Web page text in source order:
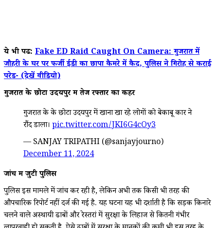
ये भी पढें: Fake ED Raid Caught On Camera: गुजरात में
जौहरी के घर पर फर्जी ईडी का छापा कैमरे में कैद, पुलिस ने गिरोह से कराई
परेड- (देखें वीडियो)
गुजरात के छोटा उदयपुर में तेज रफ्तार का कहर
गुजरात के के छोटा उदयपुर में खाना खा रहे लोगों को बेकाबू कार ने
रौंद डाला। pic.twitter.com/JKI6G4cOy3
— SANJAY TRIPATHI (@sanjayjourno)
December 11, 2024
जांच में जुटी पुलिस
पुलिस इस मामले में जांच कर रही है, लेकिन अभी तक किसी भी तरह की
औपचारिक रिपोर्ट नहीं दर्ज की गई है. यह घटना यह भी दर्शाती है कि सड़क किनारे
चलने वाले अस्थायी ढाबों और रेस्तरां में सुरक्षा के लिहाज से कितनी गंभीर